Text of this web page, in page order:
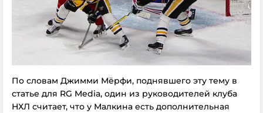
По словам Джимми Мёрфи, поднявшего эту тему в
статье для RG Media, один из руководителей клуба
НХЛ считает, что у Малкина есть дополнительная